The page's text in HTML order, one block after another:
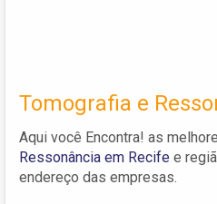
Tomografia e
Aqui você Encontra! as
Ressonância em Recife e
endereço das empresas.